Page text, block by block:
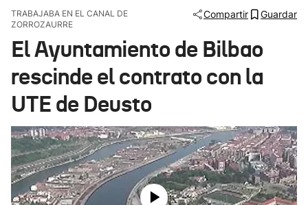
Eguraldia
TRABAJABA EN EL CANAL DE
ZORROZAURRE
Compartir Guardar
El Ayuntamiento de Bilbao
rescinde el contrato con la
UTE de Deusto